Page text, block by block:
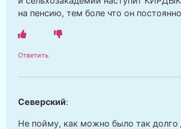
на пенсию, тем боле что он
Ответить
Северский:
Не пойму, как можно было так долго